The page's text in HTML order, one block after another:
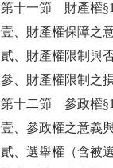
第十一節 財產權
壹、財產權保障之
貳、財產權限制與
參、財產權限制之
第十二節 參政權
壹、參政權之意義
貳、選舉權（含被